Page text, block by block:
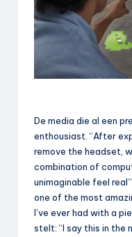
De media die al een
enthousiast. “After
remove the headset,
combination of
unimaginable feel
one of the most
I’ve ever had with a
stelt: “I say this in the